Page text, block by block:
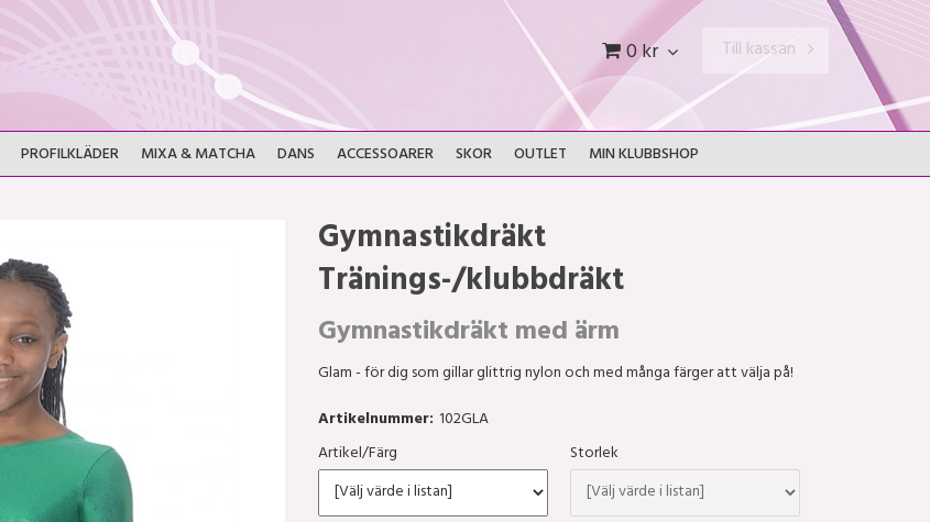
0 kr Till kassan
PROFILKLÄDER MIXA & MATCHA DANS ACCESSOARER SKOR OUTLET MIN KLUBBSHOP
Gymnastikdräkt
Tränings-/klubbdräkt
Gymnastikdräkt med ärm
Glam - för dig som gillar glittrig nylon och med många färger att välja på!
Artikelnummer: 102GLA
Artikel/Färg
Storlek